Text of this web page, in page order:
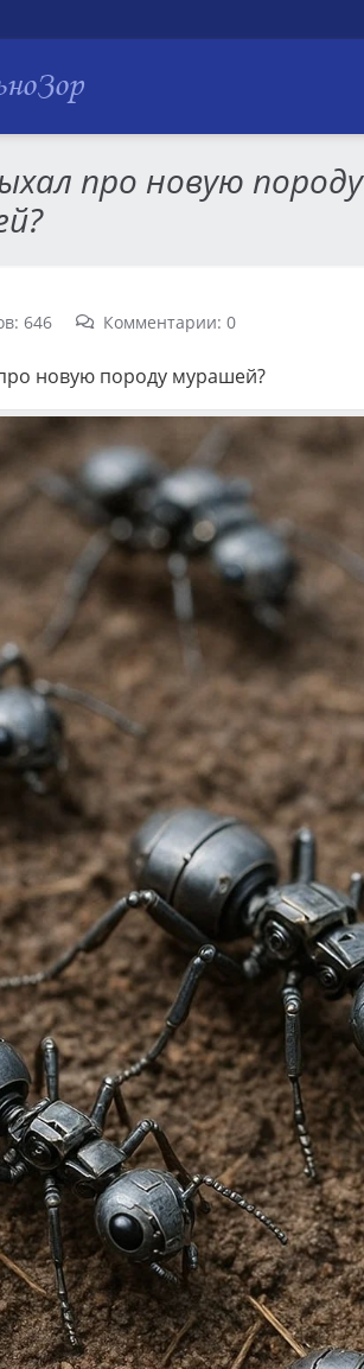
про новую породу
646 Комментарии: 0
новую породу мурашей?